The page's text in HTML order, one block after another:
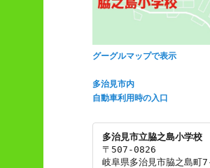
グーグルマップで表示
多治見市内
自動車利用時の入口
多治見市立脇之島小学校
〒507-0826
岐阜県多治見市脇之島町